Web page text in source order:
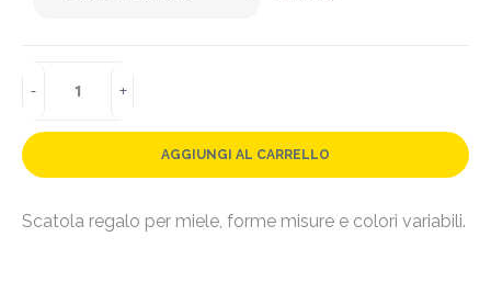
AGGIUNGI AL CARRELLO
Scatola regalo per miele, forme misure e colori variabili.